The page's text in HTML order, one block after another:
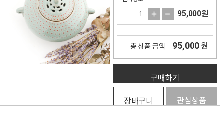
95,000원
총 상품 금액 95,000 원
구매하기
장바구니 관심상품